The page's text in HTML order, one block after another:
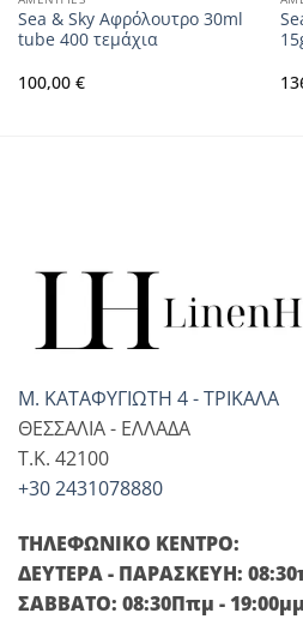
Sea & Sky Αφρόλουτρο 30ml
tube 400 τεμάχια
100,00 €
Μ. ΚΑΤΑΦΥΓΙΩΤΗ 4 - ΤΡΙΚΑΛΑ
ΘΕΣΣΑΛΙΑ - ΕΛΛΑΔΑ
T.K. 42100
+30 2431078880
ΤΗΛΕΦΩΝΙΚΟ ΚΕΝΤΡΟ:
ΔΕΥΤΕΡΑ - ΠΑΡΑΣΚΕΥΗ:
ΣΑΒΒΑΤΟ: 08:30Ππμ - 19:00μμ